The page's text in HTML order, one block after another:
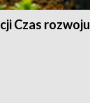
Czas rozwoju